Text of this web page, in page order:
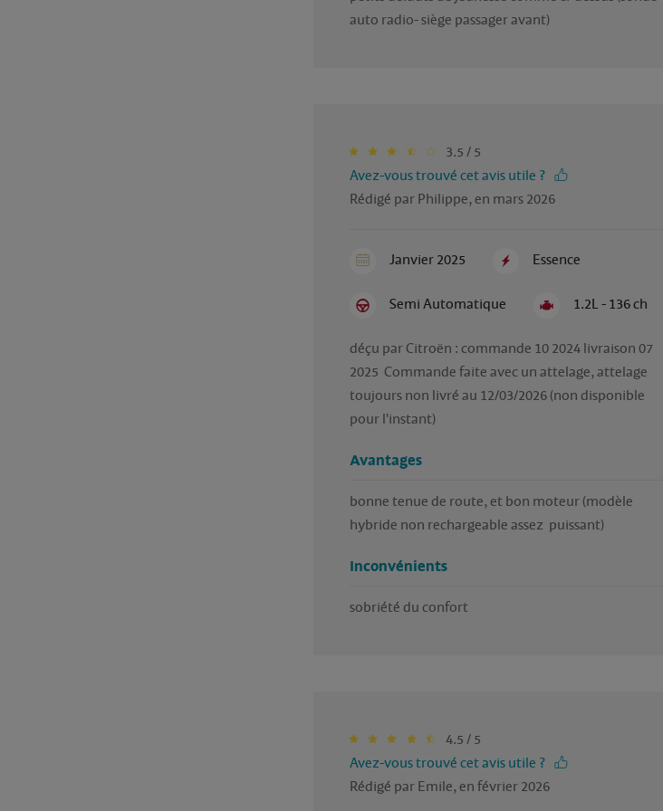
auto radio- siège passager avant)
3.5 / 5
Avez-vous trouvé cet avis utile ?
Rédigé par Philippe, en mars 2026
Janvier 2025 Essence
Semi Automatique 1.2L - 136 ch
déçu par Citroën : commande 10 2024 livraison 07
2025  Commande faite avec un attelage, attelage
toujours non livré au 12/03/2026 (non disponible
pour l'instant)
Avantages
bonne tenue de route, et bon moteur (modèle
hybride non rechargeable assez  puissant)
Inconvénients
sobriété du confort
4.5 / 5
Avez-vous trouvé cet avis utile ?
Rédigé par Emile, en février 2026